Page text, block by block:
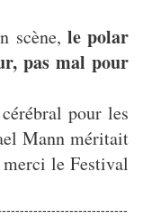
scène, le polar
pas mal pour
pour les
Mann méritait
le Festival